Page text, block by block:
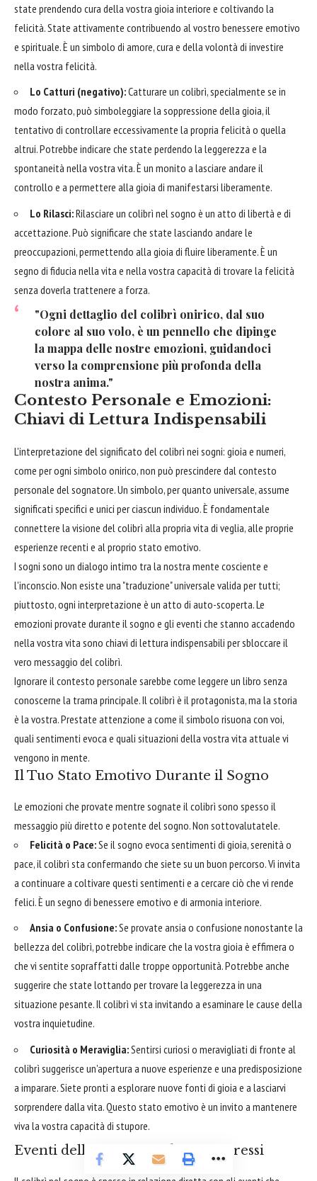
state prendendo cura della vostra gioia interiore e coltivando la
felicità. State attivamente contribuendo al vostro benessere emotivo
e spirituale. È un simbolo di amore, cura e della volontà di investire
nella vostra felicità.
Lo Catturi (negativo):Catturare un colibrì, specialmente se in
modo forzato, può simboleggiare la soppressione della gioia, il
tentativo di controllare eccessivamente la propria felicità o quella
altrui. Potrebbe indicare che state perdendo la leggerezza e la
spontaneità nella vostra vita. È un monito a lasciare andare il
controllo e a permettere alla gioia di manifestarsi liberamente.
Lo Rilasci:Rilasciare un colibrì nel sogno è un atto di libertà e di
accettazione. Può significare che state lasciando andare le
preoccupazioni, permettendo alla gioia di fluire liberamente. È un
segno di fiducia nella vita e nella vostra capacità di trovare la felicità
senza doverla trattenere a forza.
"Ogni dettaglio del colibrì onirico, dal suo
colore al suo volo, è un pennello che dipinge
la mappa delle nostre emozioni, guidandoci
verso la comprensione più profonda della
nostra anima."
Contesto Personale e Emozioni:
Chiavi di Lettura Indispensabili
L'interpretazione del significato del colibrì nei sogni: gioia e numeri,
come per ogni simbolo onirico, non può prescindere dal contesto
personale del sognatore. Un simbolo, per quanto universale, assume
significati specifici e unici per ciascun individuo. È fondamentale
connettere la visione del colibrì alla propria vita di veglia, alle proprie
esperienze recenti e al proprio stato emotivo.
I sogni sono un dialogo intimo tra la nostra mente cosciente e
l'inconscio. Non esiste una "traduzione" universale valida per tutti;
piuttosto, ogni interpretazione è un atto di auto-scoperta. Le
emozioni provate durante il sogno e gli eventi che stanno accadendo
nella vostra vita sono chiavi di lettura indispensabili per sbloccare il
vero messaggio del colibrì.
Ignorare il contesto personale sarebbe come leggere un libro senza
conoscerne la trama principale. Il colibrì è il protagonista, ma la storia
è la vostra. Prestate attenzione a come il simbolo risuona con voi,
quali sentimenti evoca e quali situazioni della vostra vita attuale vi
vengono in mente.
Il Tuo Stato Emotivo Durante il Sogno
Le emozioni che provate mentre sognate il colibrì sono spesso il
messaggio più diretto e potente del sogno. Non sottovalutatele.
Felicità o Pace:Se il sogno evoca sentimenti di gioia, serenità o
pace, il colibrì sta confermando che siete su un buon percorso. Vi invita
a continuare a coltivare questi sentimenti e a cercare ciò che vi rende
felici. È un segno di benessere emotivo e di armonia interiore.
Ansia o Confusione:Se provate ansia o confusione nonostante la
bellezza del colibrì, potrebbe indicare che la vostra gioia è effimera o
che vi sentite sopraffatti dalle troppe opportunità. Potrebbe anche
suggerire che state lottando per trovare la leggerezza in una
situazione pesante. Il colibrì vi sta invitando a esaminare le cause della
vostra inquietudine.
Curiosità o Meraviglia:Sentirsi curiosi o meravigliati di fronte al
colibrì suggerisce un'apertura a nuove esperienze e una predisposizione
a imparare. Siete pronti a esplorare nuove fonti di gioia e a lasciarvi
sorprendere dalla vita. Questo stato emotivo è un invito a mantenere
viva la vostra capacità di stupore.
Eventi della Vita e Desideri Inespressi